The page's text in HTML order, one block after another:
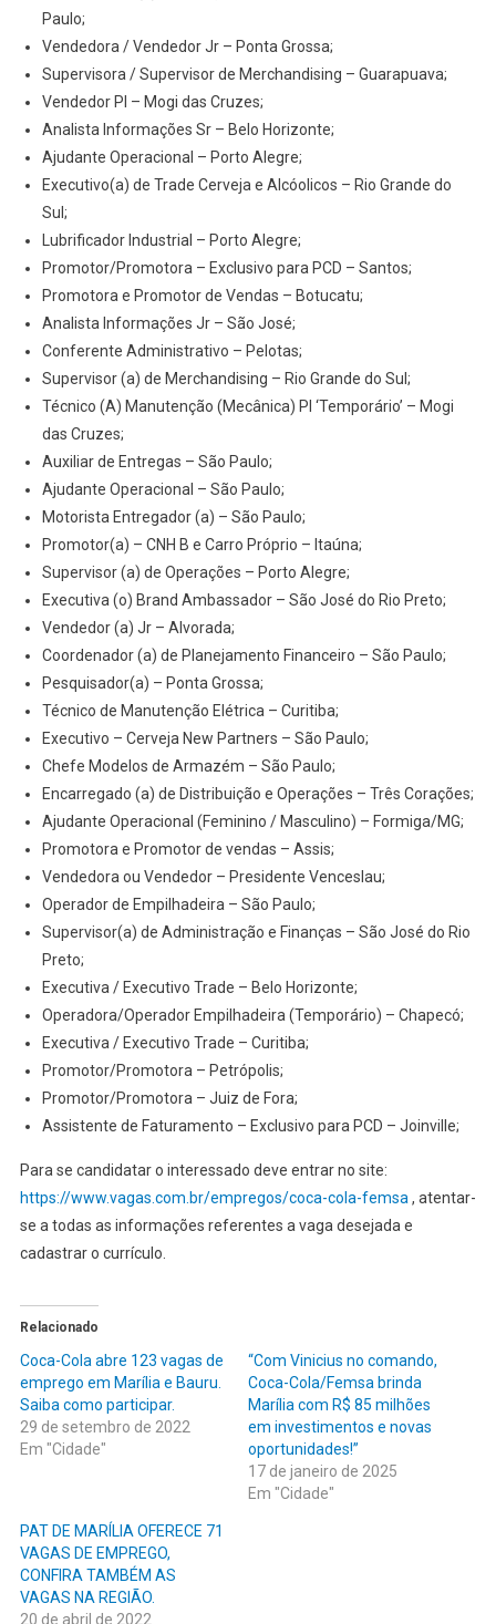
Paulo;
Vendedora / Vendedor Jr – Ponta Grossa;
Supervisora / Supervisor de Merchandising – Guarapuava;
Vendedor Pl – Mogi das Cruzes;
Analista Informações Sr – Belo Horizonte;
Ajudante Operacional – Porto Alegre;
Executivo(a) de Trade Cerveja e Alcóolicos – Rio Grande do
Sul;
Lubrificador Industrial – Porto Alegre;
Promotor/Promotora – Exclusivo para PCD – Santos;
Promotora e Promotor de Vendas – Botucatu;
Analista Informações Jr – São José;
Conferente Administrativo – Pelotas;
Supervisor (a) de Merchandising – Rio Grande do Sul;
Técnico (A) Manutenção (Mecânica) Pl ‘Temporário’ – Mogi
das Cruzes;
Auxiliar de Entregas – São Paulo;
Ajudante Operacional – São Paulo;
Motorista Entregador (a) – São Paulo;
Promotor(a) – CNH B e Carro Próprio – Itaúna;
Supervisor (a) de Operações – Porto Alegre;
Executiva (o) Brand Ambassador – São José do Rio Preto;
Vendedor (a) Jr – Alvorada;
Coordenador (a) de Planejamento Financeiro – São Paulo;
Pesquisador(a) – Ponta Grossa;
Técnico de Manutenção Elétrica – Curitiba;
Executivo – Cerveja New Partners – São Paulo;
Chefe Modelos de Armazém – São Paulo;
Encarregado (a) de Distribuição e Operações – Três Corações;
Ajudante Operacional (Feminino / Masculino) – Formiga/MG;
Promotora e Promotor de vendas – Assis;
Vendedora ou Vendedor – Presidente Venceslau;
Operador de Empilhadeira – São Paulo;
Supervisor(a) de Administração e Finanças – São José do Rio
Preto;
Executiva / Executivo Trade – Belo Horizonte;
Operadora/Operador Empilhadeira (Temporário) – Chapecó;
Executiva / Executivo Trade – Curitiba;
Promotor/Promotora – Petrópolis;
Promotor/Promotora – Juiz de Fora;
Assistente de Faturamento – Exclusivo para PCD – Joinville;
Para se candidatar o interessado deve entrar no site:
https://www.vagas.com.br/empregos/coca-cola-femsa, atentar-
se a todas as informações referentes a vaga desejada e
cadastrar o currículo.
Relacionado
Coca-Cola abre 123 vagas de
emprego em Marília e Bauru.
Saiba como participar.
29 de setembro de 2022
Em "Cidade"
“Com Vinicius no comando,
Coca-Cola/Femsa brinda
Marília com R$ 85 milhões
em investimentos e novas
oportunidades!”
17 de janeiro de 2025
Em "Cidade"
PAT DE MARÍLIA OFERECE 71
VAGAS DE EMPREGO,
CONFIRA TAMBÉM AS
VAGAS NA REGIÃO.
20 de abril de 2022